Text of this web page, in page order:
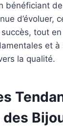
bénéficiant
d’évoluer,
tout
et à
la qualité.